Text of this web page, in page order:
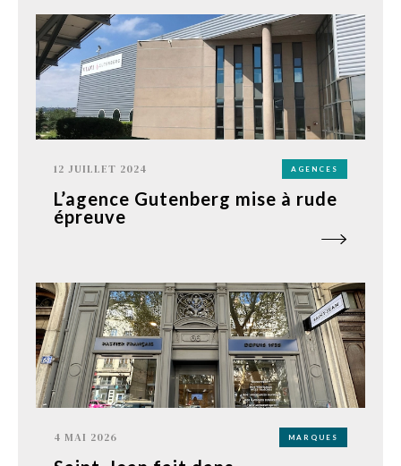
12 JUILLET 2024 AGENCES
L’agence Gutenberg mise à rude
épreuve
4 MAI 2026 MARQUES